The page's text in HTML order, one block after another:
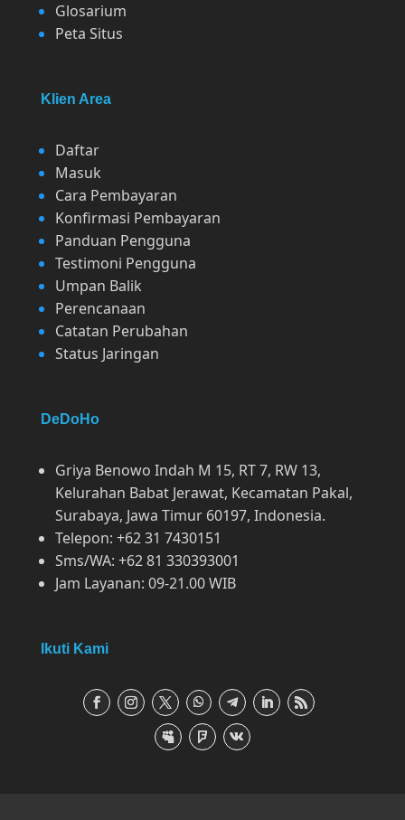
Glosarium
Peta Situs
Klien Area
Daftar
Masuk
Cara Pembayaran
Konfirmasi Pembayaran
Panduan Pengguna
Testimoni Pengguna
Umpan Balik
Perencanaan
Catatan Perubahan
Status Jaringan
DeDoHo
Griya Benowo Indah M 15, RT 7, RW 13,
Kelurahan Babat Jerawat, Kecamatan Pakal,
Surabaya, Jawa Timur 60197, Indonesia.
Telepon: +62 31 7430151
Sms/WA: +62 81 330393001
Jam Layanan: 09-21.00 WIB
Ikuti Kami